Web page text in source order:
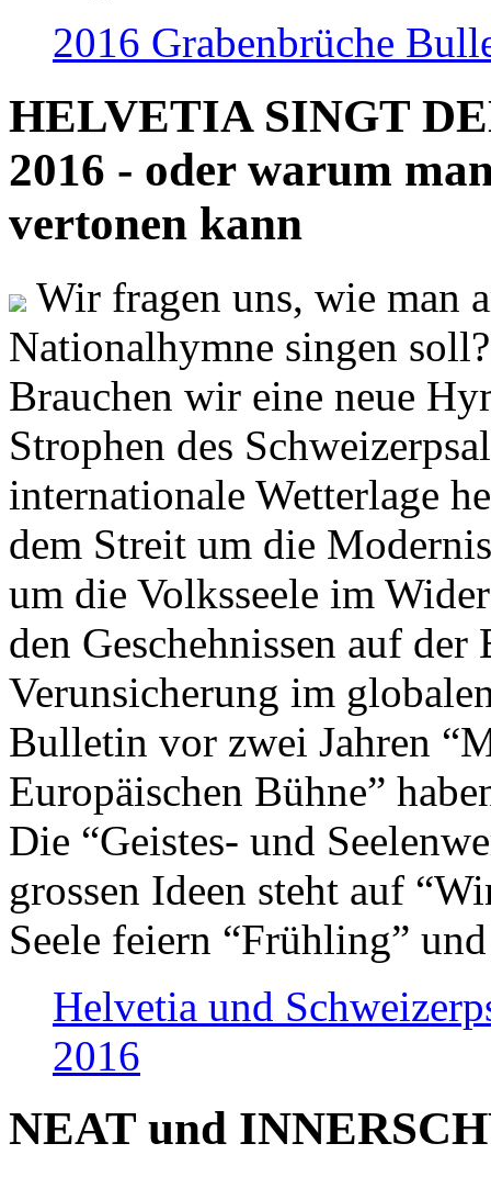
2016 Grabenbrüche
HELVETIA SINGT
2016 - oder warum
vertonen kann
Wir fragen uns, wie man
Nationalhymne singen
Brauchen wir eine neue
Strophen des
internationale Wetterlage
dem Streit um die
um die Volksseele im
den Geschehnissen auf
Verunsicherung im
Bulletin vor zwei Jahren
Europäischen Bühne”
Die “Geistes- und
grossen Ideen steht auf
Seele feiern “Frühling”
Helvetia und
2016
NEAT und